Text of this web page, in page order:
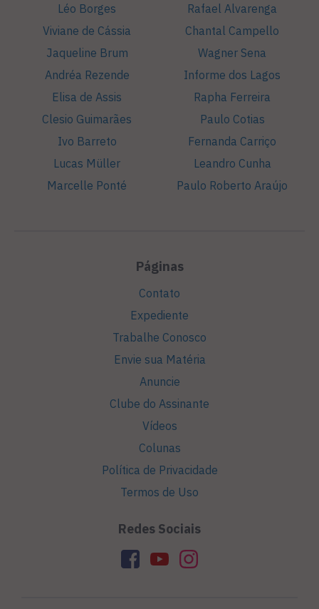
Léo Borges
Viviane de Cássia
Jaqueline Brum
Andréa Rezende
Elisa de Assis
Clesio Guimarães
Ivo Barreto
Lucas Müller
Marcelle Ponté
Rafael Alvarenga
Chantal Campello
Wagner Sena
Informe dos Lagos
Rapha Ferreira
Paulo Cotias
Fernanda Carriço
Leandro Cunha
Paulo Roberto Araújo
Páginas
Contato
Expediente
Trabalhe Conosco
Envie sua Matéria
Anuncie
Clube do Assinante
Vídeos
Colunas
Política de Privacidade
Termos de Uso
Redes Sociais